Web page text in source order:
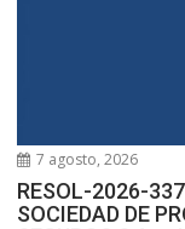
7 agosto, 2026
RESOL-2026-
SOCIEDAD DE